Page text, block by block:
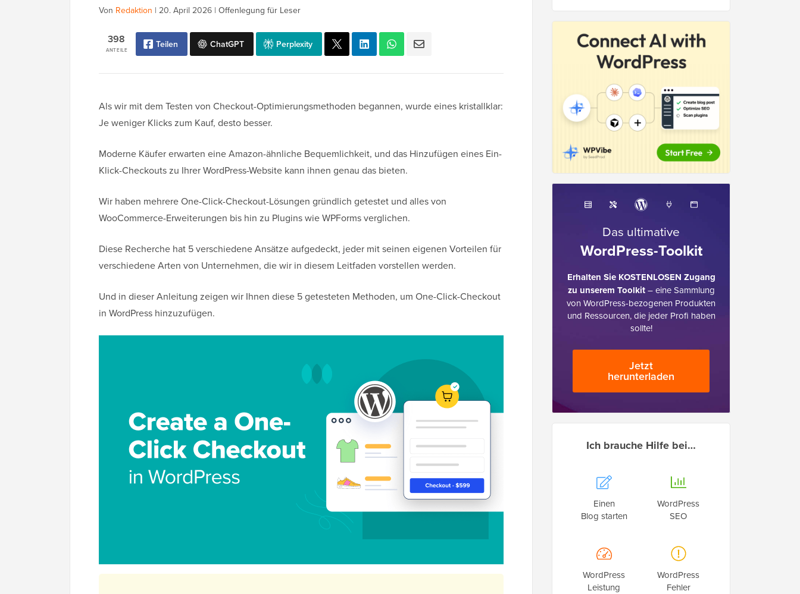
Von Redaktion | 20. April 2026 | Offenlegung für Leser
ANTEILE
398 Teilen ChatGPT Perplexity
Als wir mit dem Testen von Checkout-Optimierungsmethoden begannen, wurde eines kristallklar:
Je weniger Klicks zum Kauf, desto besser.
Moderne Käufer erwarten eine Amazon-ähnliche Bequemlichkeit, und das Hinzufügen eines Ein-
Klick-Checkouts zu Ihrer WordPress-Website kann ihnen genau das bieten.
Wir haben mehrere One-Click-Checkout-Lösungen gründlich getestet und alles von
WooCommerce-Erweiterungen bis hin zu Plugins wie WPForms verglichen.
Diese Recherche hat 5 verschiedene Ansätze aufgedeckt, jeder mit seinen eigenen Vorteilen für
verschiedene Arten von Unternehmen, die wir in diesem Leitfaden vorstellen werden.
Und in dieser Anleitung zeigen wir Ihnen diese 5 getesteten Methoden, um One-Click-Checkout
in WordPress hinzuzufügen.
Das ultimative
WordPress-Toolkit
Erhalten Sie KOSTENLOSEN Zugang
zu unserem Toolkit– eine Sammlung
von WordPress-bezogenen Produkten
und Ressourcen, die jeder Profi haben
sollte!
Jetzt
herunterladen
Ich brauche Hilfe bei…
Einen
Blog starten
WordPress
SEO
WordPress
Leistung
WordPress
Fehler